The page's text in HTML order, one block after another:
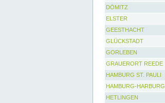
DÖMITZ
ELSTER
GEESTHACHT
GLÜCKSTADT
GORLEBEN
GRAUERORT REEDE
HAMBURG ST. PAULI
HAMBURG-HARBURG
HETLINGEN